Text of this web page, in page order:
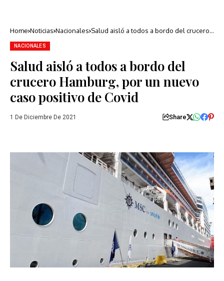
Home Noticias Nacionales Salud aisló a todos a bordo del crucero
NACIONALES
Salud aisló a todos a bordo del
crucero Hamburg, por un nuevo
caso positivo de Covid
1 De Diciembre De 2021 Share